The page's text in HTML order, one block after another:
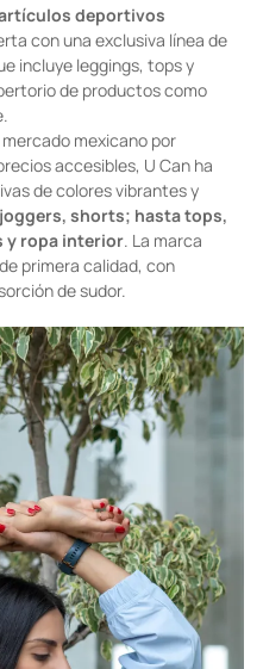
deportivos
con una exclusiva línea de
incluye leggings, tops y
de productos como
mexicano por
accesibles, U Can ha
de colores vibrantes y
shorts; hasta tops,
y ropa interior. La marca
primera calidad, con
de sudor.